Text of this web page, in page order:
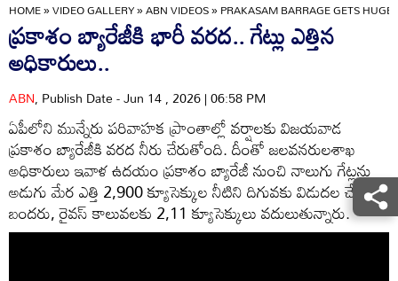
HOME»VIDEO GALLERY»ABN VIDEOS»PRAKASAM BARRAGE GETS
ప్రకాశం బ్యారేజీకి భారీ వరద.. గేట్లు ఎత్తిన
అధికారులు..
ABN, Publish Date - Jun 14 , 2026 | 06:58 PM
ఏపీలోని మున్నేరు పరివాహక ప్రాంతాల్లో వర్షాలకు విజయవాడ
ప్రకాశం బ్యారేజీకి వరద నీరు చేరుతోంది. దీంతో జలవనరులశాఖ
అధికారులు ఇవాళ ఉదయం ప్రకాశం బ్యారేజీ నుంచి నాలుగు గేట్లను
అడుగు మేర ఎత్తి 2,900 క్యూసెక్కుల నీటిని దిగువకు విడుదల చేశారు.
బందరు, రైవస్ కాలువలకు 2,11 క్యూసెక్కులు వదులుతున్నారు.